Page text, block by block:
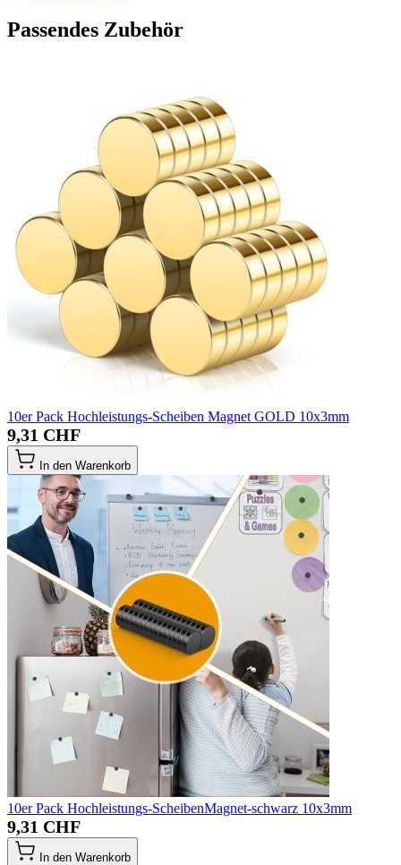
Passendes Zubehör
10er Pack Hochleistungs-Scheiben Magnet GOLD 10x3mm
9,31 CHF
In den Warenkorb
10er Pack Hochleistungs-ScheibenMagnet-schwarz 10x3mm
9,31 CHF
In den Warenkorb